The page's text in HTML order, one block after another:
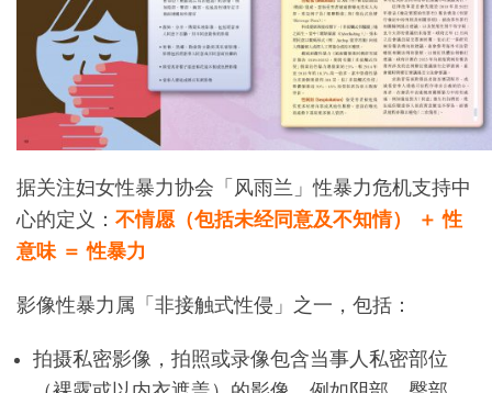
据关注妇女性暴力协会「风雨兰」性暴力危机支持中
心的定义： 不情愿（包括未经同意及不知情） ＋ 性
意味 ＝ 性暴力
影像性暴力属「非接触式性侵」之一，包括：
拍摄私密影像，拍照或录像包含当事人私密部位